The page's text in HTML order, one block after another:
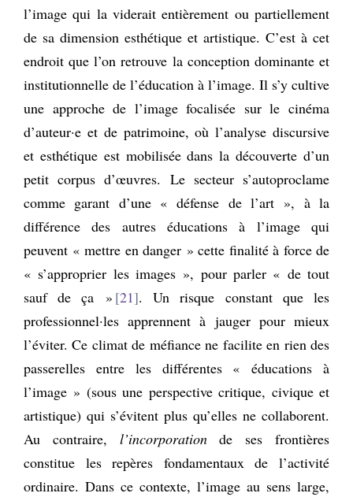
l’image qui la viderait entièrement ou partiellement
de sa dimension esthétique et artistique. C’est à cet
endroit que l’on retrouve la conception dominante et
institutionnelle de l’éducation à l’image. Il s’y cultive
une approche de l’image focalisée sur le cinéma
d’auteur·e et de patrimoine, où l’analyse discursive
et esthétique est mobilisée dans la découverte d’un
petit corpus d’œuvres. Le secteur s’autoproclame
comme garant d’une « défense de l’art », à la
différence des autres éducations à l’image qui
peuvent « mettre en danger » cette finalité à force de
« s’approprier les images », pour parler « de tout
sauf de ça » 21 . Un risque constant que les
professionnel·les apprennent à jauger pour mieux
l’éviter. Ce climat de méfiance ne facilite en rien des
passerelles entre les différentes « éducations à
l’image » (sous une perspective critique, civique et
artistique) qui s’évitent plus qu’elles ne collaborent.
Au contraire, l’incorporationde ses frontières
constitue les repères fondamentaux de l’activité
ordinaire. Dans ce contexte, l’image au sens large,